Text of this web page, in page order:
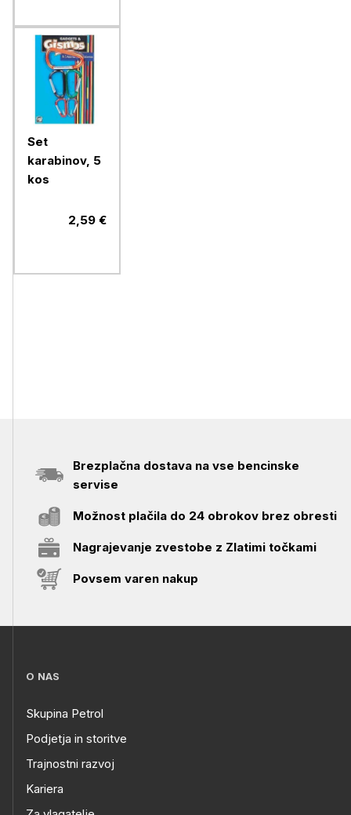
Set
karabinov, 5
kos
2,59 €
Brezplačna dostava na vse bencinske
servise
Možnost plačila do 24 obrokov brez obresti
Nagrajevanje zvestobe z Zlatimi točkami
Povsem varen nakup
O NAS
Skupina Petrol
Podjetja in storitve
Trajnostni razvoj
Kariera